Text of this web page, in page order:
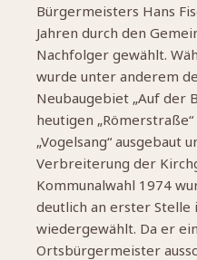
Bürgermeisters Hans
Jahren durch den
Nachfolger gewählt.
wurde unter anderem
Neubaugebiet „Auf der
heutigen
„Vogelsang“ ausgebaut
Verbreiterung der
Kommunalwahl 1974
deutlich an erster Stelle
wiedergewählt. Da er
Ortsbürgermeister